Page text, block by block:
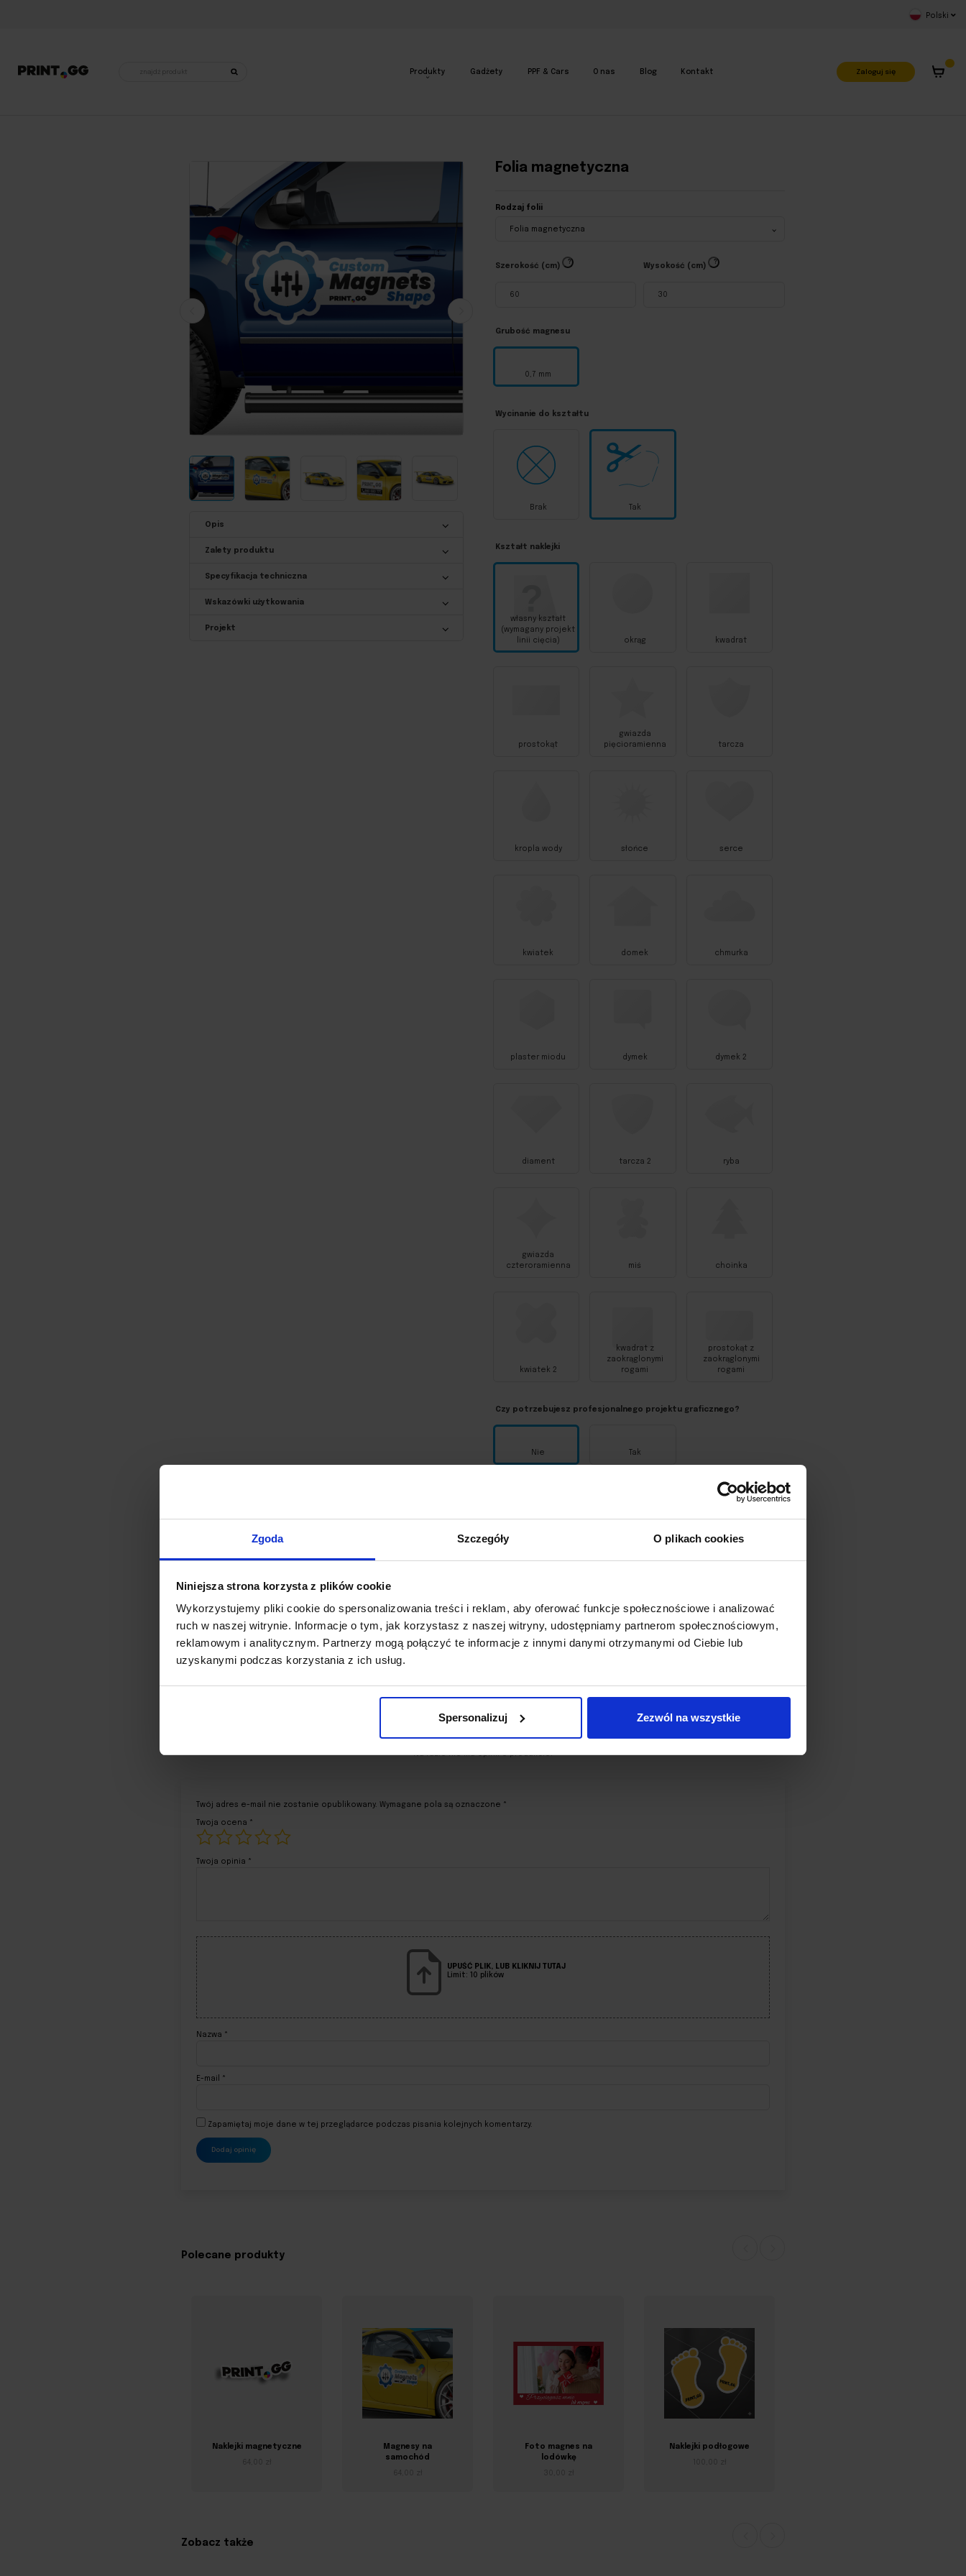
Zgoda Szczegóły O plikach cookies
Niniejsza strona korzysta z plików cookie
Wykorzystujemy pliki cookie do spersonalizowania treści i reklam, aby oferować funkcje społecznościowe i analizować
ruch w naszej witrynie. Informacje o tym, jak korzystasz z naszej witryny, udostępniamy partnerom społecznościowym,
reklamowym i analitycznym. Partnerzy mogą połączyć te informacje z innymi danymi otrzymanymi od Ciebie lub
uzyskanymi podczas korzystania z ich usług.
Spersonalizuj Zezwól na wszystkie
produktów
Produkty Gadżety PPF & Cars O nas Blog Kontakt
Polski
Zaloguj się
Opis
Zalety produktu
Specyfikacja techniczna
Wskazówki użytkowania
Projekt
Folia magnetyczna
Rodzaj folii
Szerokość (cm)
?
Wysokość (cm)
?
Grubość magnesu
0,7 mm
Wycinanie do kształtu
Brak Tak
Kształt naklejki
własny kształt
(wymagany projekt
linii cięcia)
okrąg kwadrat
prostokąt
gwiazda
pięcioramienna
tarcza
kropla wody słońce serce
kwiatek domek chmurka
plaster miodu dymek dymek 2
diament tarcza 2 ryba
gwiazda
czteroramienna
miś choinka
kwiatek 2
kwadrat z
zaokrąglonymi
rogami
prostokąt z
zaokrąglonymi
rogami
Czy potrzebujesz profesjonalnego projektu graficznego?
Nie Tak
Na razie nie ma opinii o produkcie.
Twój adres e-mail nie zostanie opublikowany. Wymagane pola są oznaczone *
Twoja ocena *
Twoja opinia *
UPUŚĆ PLIK, LUB KLIKNIJ TUTAJ
Limit: 10 plików
Nazwa *
E-mail *
Zapamiętaj moje dane w tej przeglądarce podczas pisania kolejnych komentarzy.
Polecane produkty
Naklejki magnetyczne
Magnesy na
samochód
Foto magnes na
lodówkę
Naklejki podłogowe
Zobacz także